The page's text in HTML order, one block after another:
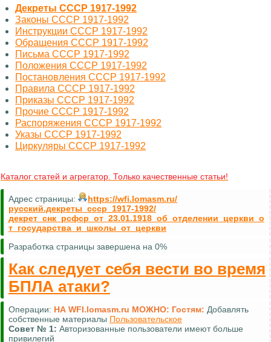
Декреты СССР 1917-1992
Законы СССР 1917-1992
Инструкции СССР 1917-1992
Обращения СССР 1917-1992
Письма СССР 1917-1992
Положения СССР 1917-1992
Постановления СССР 1917-1992
Правила СССР 1917-1992
Приказы СССР 1917-1992
Прочие СССР 1917-1992
Распоряжения СССР 1917-1992
Указы СССР 1917-1992
Циркуляры СССР 1917-1992
Каталог статей и агрегатор. Только качественные статьи!
Адрес страницы:
https://wfi.lomasm.ru/
русский.декреты_ссср_1917-1992/
декрет_снк_рсфср_от_23.01.1918_об_отделении_церкви_о
т_государства_и_школы_от_церкви
Разработка страницы завершена на 0%
Как следует себя вести во время
БПЛА атаки?
Операции: НА WFI.lomasm.ru МОЖНО: Гостям: Добавлять
собственные материалы Пользовательское
Совет № 1: Авторизованные пользователи имеют больше
привилегий